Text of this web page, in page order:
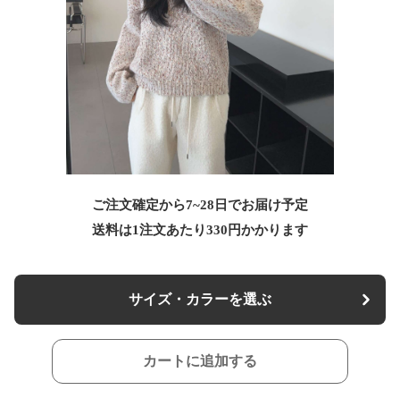
ご注文確定から7~28日でお届け予定
送料は1注文あたり330 円かかります
サイズ・カラーを選ぶ
カートに追加する